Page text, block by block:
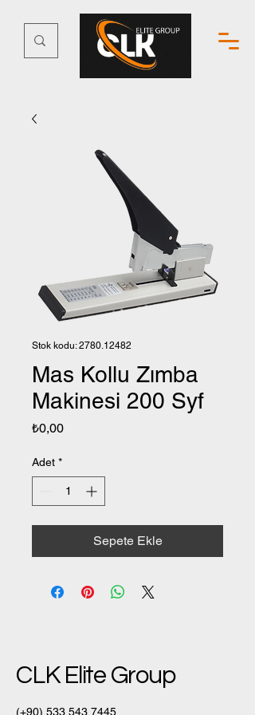
Stok kodu: 2780.12482
Mas Kollu Zımba
Makinesi 200 Syf
₺0,00Fiyat
Adet *
Sepete Ekle
CLK Elite Group
(+90) 533 543 7445